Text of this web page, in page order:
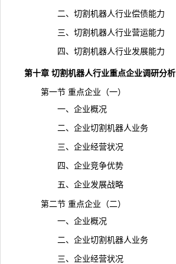
二、切割机器人行业偿债能力
三、切割机器人行业营运能力
四、切割机器人行业发展能力
第十章 切割机器人行业重点企业调研分析
第一节 重点企业（一）
一、企业概况
二、企业切割机器人业务
三、企业经营状况
四、企业竞争优势
五、企业发展战略
第二节 重点企业（二）
一、企业概况
二、企业切割机器人业务
三、企业经营状况